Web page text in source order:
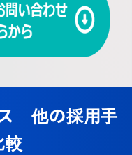
他の採用手
較